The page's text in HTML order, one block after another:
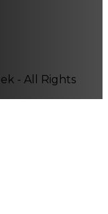
- All Rights